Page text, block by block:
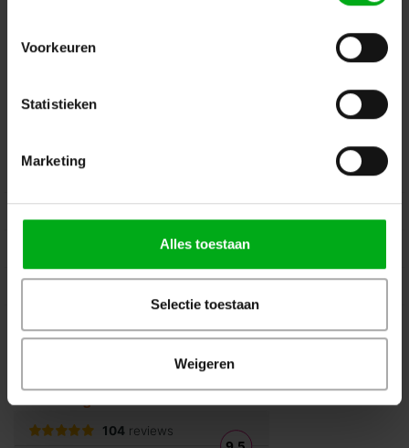
Voorkeuren
Statistieken
Marketing
Alles toestaan
Selectie toestaan
Weigeren
Volg ons op Instagram
Klantenservice
Kennisbank
Beoordelingen